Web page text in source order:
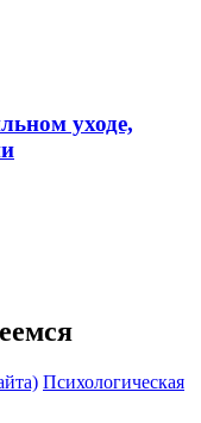
уходе,
Психологическая